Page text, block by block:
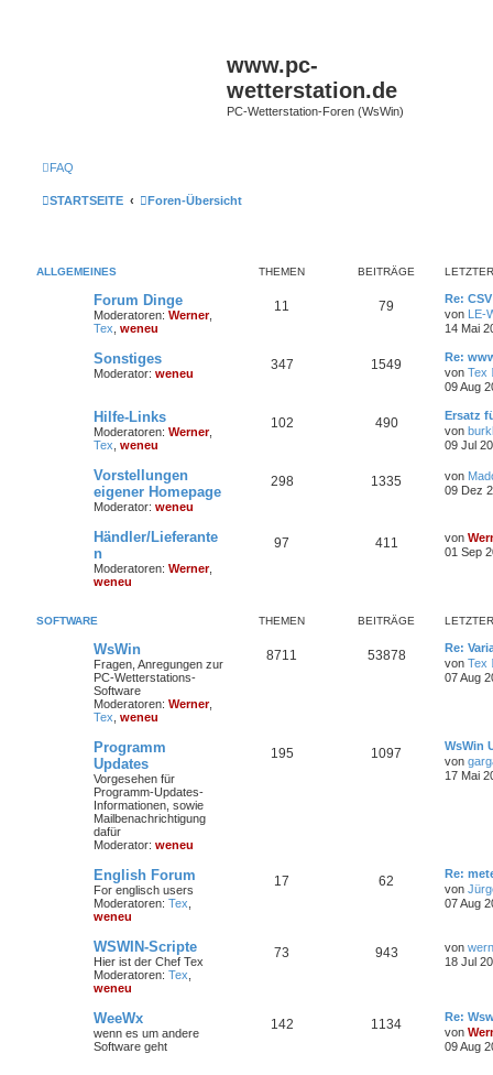
www.pc-
wetterstation.de
PC-Wetterstation-Foren (WsWin)
FAQ
STARTSEITE Foren-Übersicht
ALLGEMEINES THEMEN BEITRÄGE
Forum Dinge
Moderatoren: Werner,
Tex weneu
11 79
Re:
von LE-
14 Mai
Sonstiges
Moderator: weneu
347 1549
Re:
von Tex
09 Aug
Hilfe-Links
Moderatoren: Werner,
Tex weneu
102 490
Ersatz
von
09 Jul
Vorstellungen
eigener Homepage
Moderator: weneu
298 1335 von
09 Dez
Händler/Lieferante
n
Moderatoren: Werner,
weneu
97 411 von
01 Sep
SOFTWARE THEMEN BEITRÄGE
WsWin
Fragen, Anregungen zur
PC-Wetterstations-
Software
Moderatoren: Werner,
Tex weneu
8711 53878
Re:
von Tex
07 Aug
Programm
Updates
Vorgesehen für
Programm-Updates-
Informationen, sowie
Mailbenachrichtigung
dafür
Moderator: weneu
195 1097
WsWin
von
17 Mai
English Forum
For englisch users
Moderatoren: Tex
weneu
17 62
Re:
von
07 Aug
WSWIN-Scripte
Hier ist der Chef Tex
Moderatoren: Tex
weneu
73 943 von
18 Jul
WeeWx
wenn es um andere
Software geht
142 1134
Re:
von
09 Aug